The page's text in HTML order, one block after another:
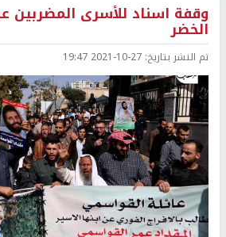
وقفة اسناد للأسرى المضربين
الخضر
تم النشر بتاريخ: 2021-10-27 19:47